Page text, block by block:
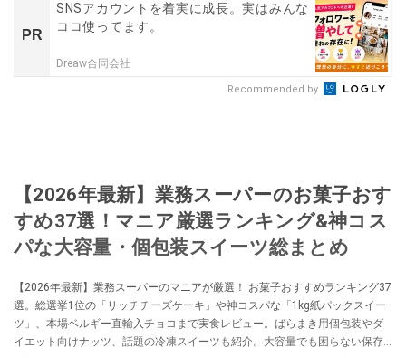
PR
SNSアカウントを着実に成長。実はみんな
ココ使ってます。
Dreaw合同会社
Recommended by
【2026年最新】業務スーパーのお菓子おす
すめ37選！マニア厳選ランキング&神コス
パな大容量・個包装スイーツ総まとめ
【2026年最新】業務スーパーのマニアが厳選！ お菓子おすすめランキング37
選。総選挙1位の「リッチチーズケーキ」や神コスパな「1kg紙パックスイー
ツ」、本場ベルギー直輸入チョコまで実食レビュー。ばらまき用個包装やダ
イエット向けナッツ、話題の冷凍スイーツも紹介。大容量でも困らない保存